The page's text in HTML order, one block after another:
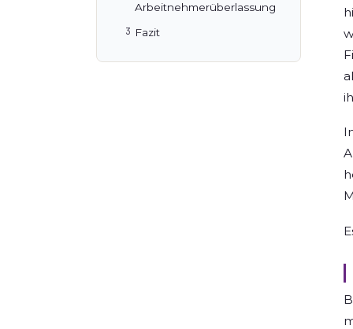
Arbeitnehmerüberlassung
Fazit